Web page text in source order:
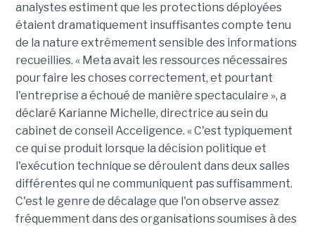
analystes estiment que les protections déployées
étaient dramatiquement insuffisantes compte tenu
de la nature extrêmement sensible des informations
recueillies. « Meta avait les ressources nécessaires
pour faire les choses correctement, et pourtant
l'entreprise a échoué de manière spectaculaire », a
déclaré Karianne Michelle, directrice au sein du
cabinet de conseil Acceligence. « C'est typiquement
ce qui se produit lorsque la décision politique et
l'exécution technique se déroulent dans deux salles
différentes qui ne communiquent pas suffisamment.
C'est le genre de décalage que l'on observe assez
fréquemment dans des organisations soumises à des